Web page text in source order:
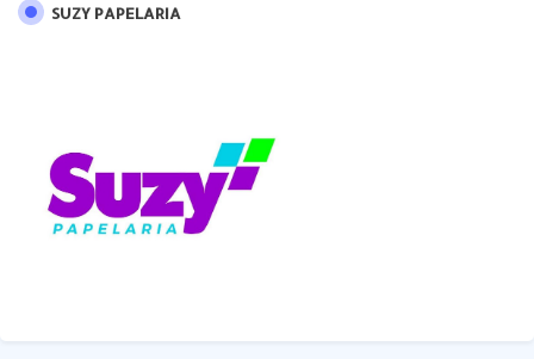
SUZY PAPELARIA